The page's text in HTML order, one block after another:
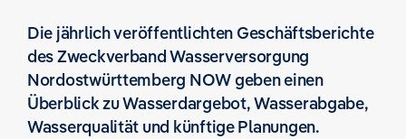
Die jährlich veröffentlichten Geschäftsberichte
des Zweckverband Wasserversorgung
Nordostwürttemberg NOW geben einen
Überblick zu Wasserdargebot, Wasserabgabe,
Wasserqualität und künftige Planungen.